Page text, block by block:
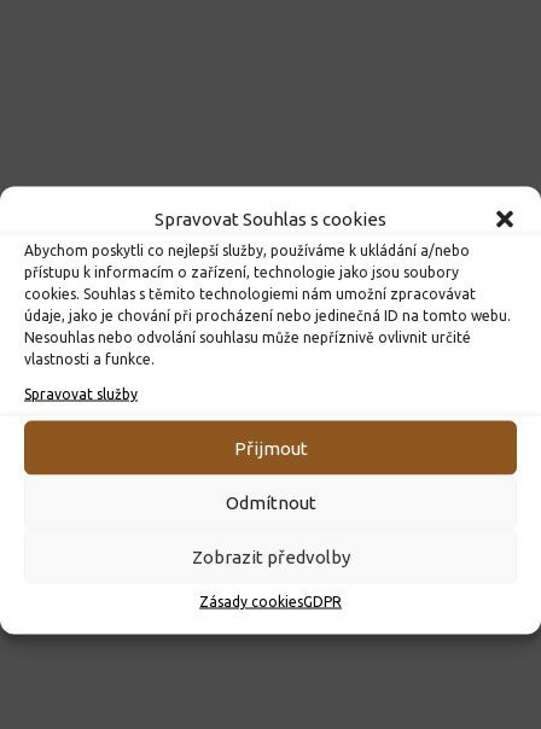
Spravovat Souhlas s cookies
Abychom poskytli co nejlepší služby, používáme k ukládání a/nebo
přístupu k informacím o zařízení, technologie jako jsou soubory
cookies. Souhlas s těmito technologiemi nám umožní zpracovávat
údaje, jako je chování při procházení nebo jedinečná ID na tomto webu.
Nesouhlas nebo odvolání souhlasu může nepříznivě ovlivnit určité
vlastnosti a funkce.
Spravovat služby
Přijmout
Odmítnout
Zobrazit předvolby
Zásady cookiesGDPR